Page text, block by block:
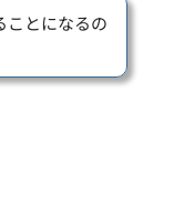
ことになるの